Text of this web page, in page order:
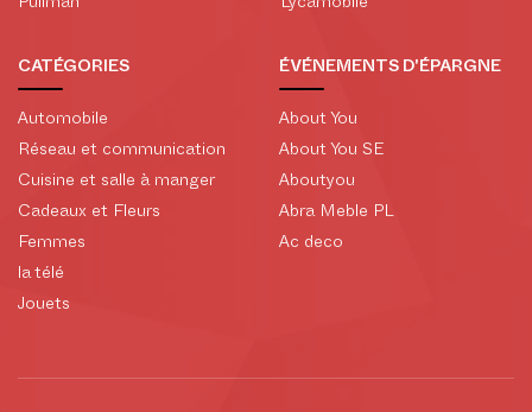
Pullman Lycamobile
CATÉGORIES
Automobile
Réseau et communication
Cuisine et salle à manger
Cadeaux et Fleurs
Femmes
la télé
Jouets
ÉVÉNEMENTS D'ÉPARGNE
About You
About You SE
Aboutyou
Abra Meble PL
Ac deco